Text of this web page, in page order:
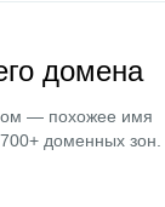
домена
— похожее имя
доменных зон.